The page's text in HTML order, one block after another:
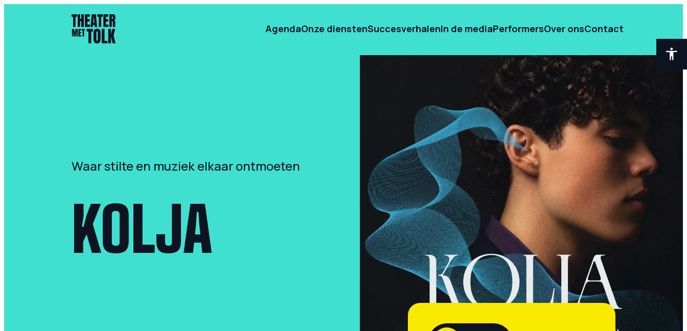
AgendaOnze dienstenSuccesverhalenIn de mediaPerformersOver onsContact
Waar stilte en muziek elkaar ontmoeten
KOLJA